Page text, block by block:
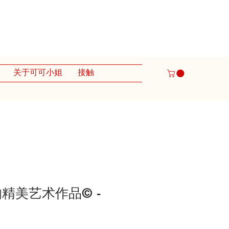
关于可可小姐 接触
精美艺术作品© -